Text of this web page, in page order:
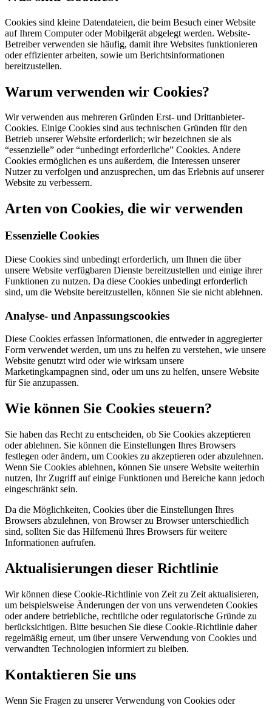
Cookies sind kleine Datendateien, die beim Besuch einer Website
auf Ihrem Computer oder Mobilgerät abgelegt werden. Website-
Betreiber verwenden sie häufig, damit ihre Websites funktionieren
oder effizienter arbeiten, sowie um Berichtsinformationen
bereitzustellen.
Warum verwenden wir Cookies?
Wir verwenden aus mehreren Gründen Erst- und Drittanbieter-
Cookies. Einige Cookies sind aus technischen Gründen für den
Betrieb unserer Website erforderlich; wir bezeichnen sie als
“essenzielle” oder “unbedingt erforderliche” Cookies. Andere
Cookies ermöglichen es uns außerdem, die Interessen unserer
Nutzer zu verfolgen und anzusprechen, um das Erlebnis auf unserer
Website zu verbessern.
Arten von Cookies, die wir verwenden
Essenzielle Cookies
Diese Cookies sind unbedingt erforderlich, um Ihnen die über
unsere Website verfügbaren Dienste bereitzustellen und einige ihrer
Funktionen zu nutzen. Da diese Cookies unbedingt erforderlich
sind, um die Website bereitzustellen, können Sie sie nicht ablehnen.
Analyse- und Anpassungscookies
Diese Cookies erfassen Informationen, die entweder in aggregierter
Form verwendet werden, um uns zu helfen zu verstehen, wie unsere
Website genutzt wird oder wie wirksam unsere
Marketingkampagnen sind, oder um uns zu helfen, unsere Website
für Sie anzupassen.
Wie können Sie Cookies steuern?
Sie haben das Recht zu entscheiden, ob Sie Cookies akzeptieren
oder ablehnen. Sie können die Einstellungen Ihres Browsers
festlegen oder ändern, um Cookies zu akzeptieren oder abzulehnen.
Wenn Sie Cookies ablehnen, können Sie unsere Website weiterhin
nutzen, Ihr Zugriff auf einige Funktionen und Bereiche kann jedoch
eingeschränkt sein.
Da die Möglichkeiten, Cookies über die Einstellungen Ihres
Browsers abzulehnen, von Browser zu Browser unterschiedlich
sind, sollten Sie das Hilfemenü Ihres Browsers für weitere
Informationen aufrufen.
Aktualisierungen dieser Richtlinie
Wir können diese Cookie-Richtlinie von Zeit zu Zeit aktualisieren,
um beispielsweise Änderungen der von uns verwendeten Cookies
oder andere betriebliche, rechtliche oder regulatorische Gründe zu
berücksichtigen. Bitte besuchen Sie diese Cookie-Richtlinie daher
regelmäßig erneut, um über unsere Verwendung von Cookies und
verwandten Technologien informiert zu bleiben.
Kontaktieren Sie uns
Wenn Sie Fragen zu unserer Verwendung von Cookies oder